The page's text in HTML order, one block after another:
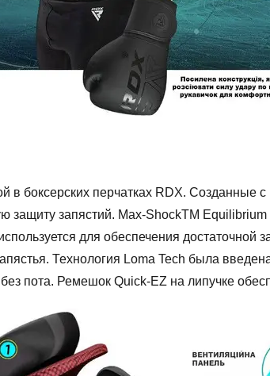
в боксерских перчатках RDX. Созданные
защиту запястий. Max-ShockTM
для обеспечения
Технология Loma Tech была
пота. Ремешок Quick-EZ на липучке